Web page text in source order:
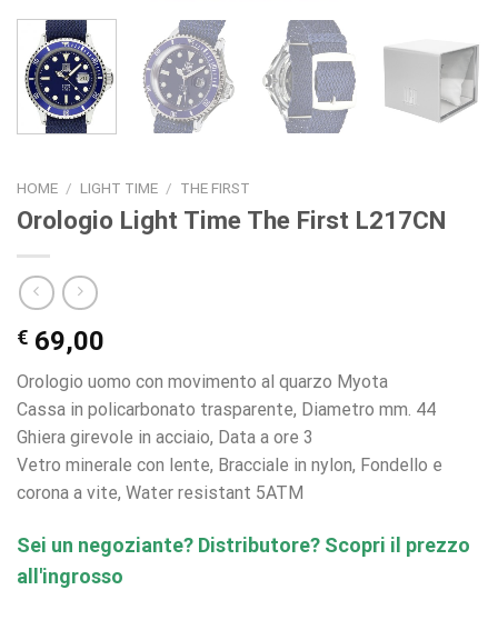
HOME / LIGHT TIME / THE FIRST
Orologio Light Time The First L217CN
€ 69,00
Orologio uomo con movimento al quarzo Myota
Cassa in policarbonato trasparente, Diametro mm. 44
Ghiera girevole in acciaio, Data a ore 3
Vetro minerale con lente, Bracciale in nylon, Fondello e
corona a vite, Water resistant 5ATM
Sei un negoziante? Distributore? Scopri il prezzo
all'ingrosso